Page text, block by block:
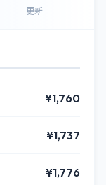
更新
¥1,760
¥1,737
¥1,776